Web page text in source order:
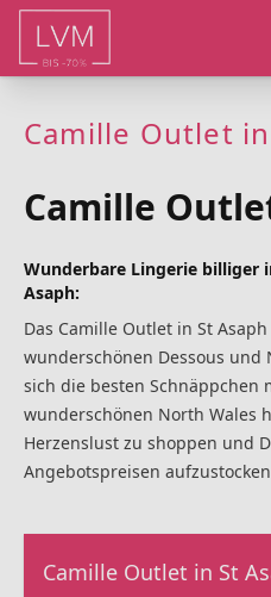
Camille Outlet
Camille
Wunderbare Lingerie billiger
Asaph:
Das Camille Outlet in St
wunderschönen Dessous und
sich die besten Schnäppchen
wunderschönen North Wales
Herzenslust zu shoppen und
Angebotspreisen
Camille Outlet in St